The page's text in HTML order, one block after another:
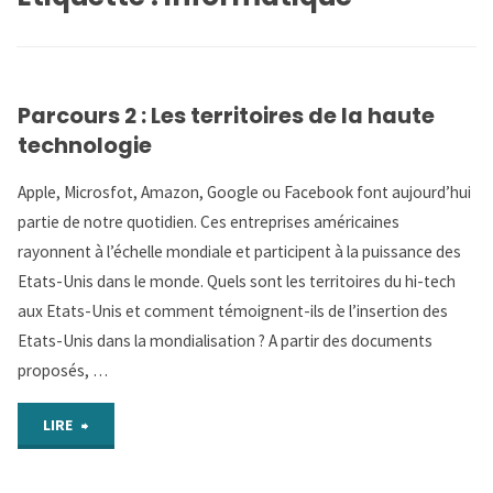
Parcours 2 : Les territoires de la haute
technologie
Apple, Microsfot, Amazon, Google ou Facebook font aujourd’hui
partie de notre quotidien. Ces entreprises américaines
rayonnent à l’échelle mondiale et participent à la puissance des
Etats-Unis dans le monde. Quels sont les territoires du hi-tech
aux Etats-Unis et comment témoignent-ils de l’insertion des
Etats-Unis dans la mondialisation ? A partir des documents
proposés, …
LIRE